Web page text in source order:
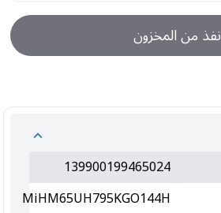
نفذ من المخزون
139900199465024
MiHM65UH795KGO144H